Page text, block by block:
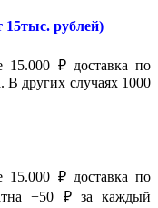
15тыс. рублей)
15.000 ₽ доставка по
других случаях 1000
15.000 ₽ доставка по
+50 ₽ за каждый